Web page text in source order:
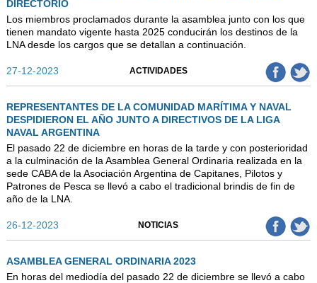
DIRECTORIO
Los miembros proclamados durante la asamblea junto con los que
tienen mandato vigente hasta 2025 conducirán los destinos de la
LNA desde los cargos que se detallan a continuación.
27-12-2023 ACTIVIDADES
REPRESENTANTES DE LA COMUNIDAD MARÍTIMA Y NAVAL
DESPIDIERON EL AÑO JUNTO A DIRECTIVOS DE LA LIGA
NAVAL ARGENTINA
El pasado 22 de diciembre en horas de la tarde y con posterioridad
a la culminación de la Asamblea General Ordinaria realizada en la
sede CABA de la Asociación Argentina de Capitanes, Pilotos y
Patrones de Pesca se llevó a cabo el tradicional brindis de fin de
año de la LNA.
26-12-2023 NOTICIAS
ASAMBLEA GENERAL ORDINARIA 2023
En horas del mediodía del pasado 22 de diciembre se llevó a cabo